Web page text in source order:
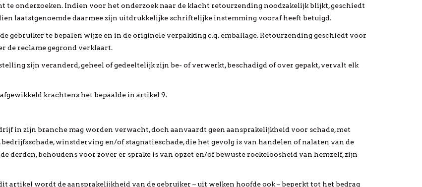
te onderzoeken. Indien voor het onderzoek naar de klacht retourzending noodzakelijk blijkt, geschiedt
laatstgenoemde daarmee zijn uitdrukkelijke schriftelijke instemming vooraf heeft betuigd.
gebruiker te bepalen wijze en in de originele verpakking c.q. emballage. Retourzending geschiedt voor
de reclame gegrond verklaart.
zijn veranderd, geheel of gedeeltelijk zijn be- of verwerkt, beschadigd of over gepakt, vervalt elk
krachtens het bepaalde in artikel 9.
in zijn branche mag worden verwacht, doch aanvaardt geen aansprakelijkheid voor schade, met
winstderving en/of stagnatieschade, die het gevolg is van handelen of nalaten van de
derden, behoudens voor zover er sprake is van opzet en/of bewuste roekeloosheid van hemzelf, zijn
artikel wordt de aansprakelijkheid van de gebruiker – uit welken hoofde ook – beperkt tot het bedrag